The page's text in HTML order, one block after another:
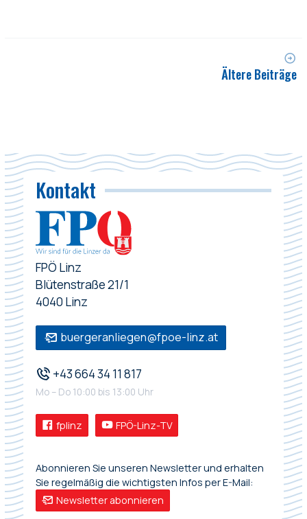
Ältere Beiträge
Kontakt
FPÖ Linz
Blütenstraße 21/1
4040 Linz
buergeranliegen@fpoe-linz.at
+43 664 34 11 817
Mo – Do 10:00 bis 13:00 Uhr
fplinz FPÖ-Linz-TV
Abonnieren Sie unseren Newsletter und erhalten
Sie regelmäßig die wichtigsten Infos per E-Mail:
Newsletter abonnieren